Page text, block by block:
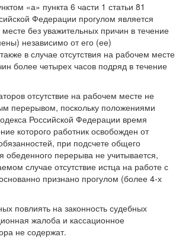
«а» пункта 6 части 1 статьи 81
Федерации прогулом является
без уважительных причин в течение
независимо от его (ее)
в случае отсутствия на рабочем месте
более четырех часов подряд в течение
отсутствие на рабочем месте не
перерывом, поскольку положениями
Российской Федерации время
которого работник освобожден от
при подсчете общего
обеденного перерыва не учитывается,
случае отсутствие истца на работе с
признано прогулом (более 4-х
повлиять на законность судебных
жалоба и кассационное
не содержат.